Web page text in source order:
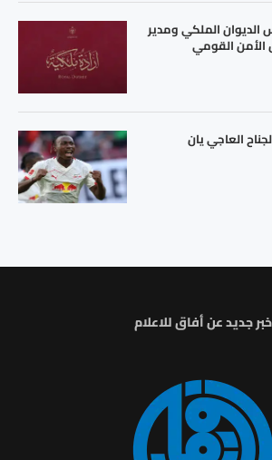
الديوان الملكي ومدير
القومي
العاجي يان
خبر جديد عن أفاق للاعلام